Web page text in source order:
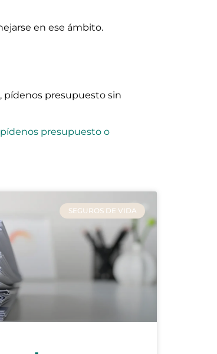
en ese ámbito.
pídenos presupuesto sin
presupuesto o
SEGUROS DE VIDA